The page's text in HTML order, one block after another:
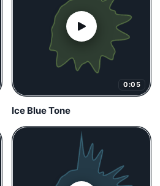
0:05
Ice Blue Tone